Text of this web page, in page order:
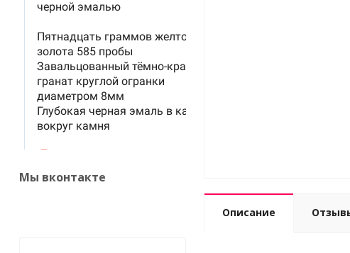
Описание
Мы вконтакте